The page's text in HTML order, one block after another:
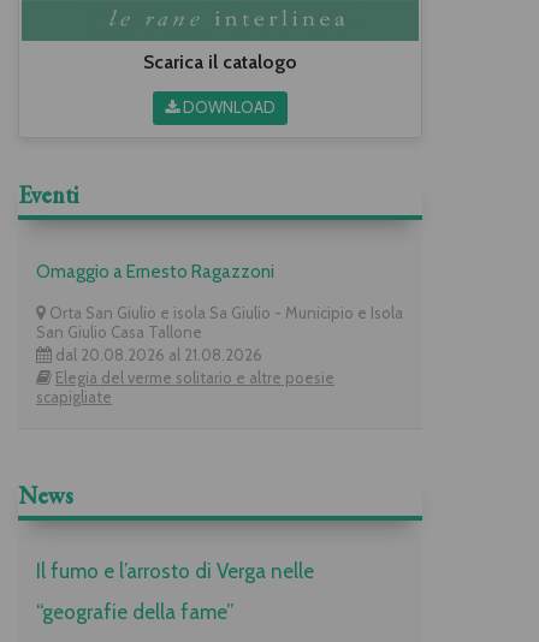
Scarica il catalogo
DOWNLOAD
Eventi
Omaggio a Ernesto Ragazzoni
Orta San Giulio e isola Sa Giulio - Municipio e Isola
San Giulio Casa Tallone
dal 20.08.2026 al 21.08.2026
Elegia del verme solitario e altre poesie
scapigliate
News
Il fumo e l’arrosto di Verga nelle
“geografie della fame”